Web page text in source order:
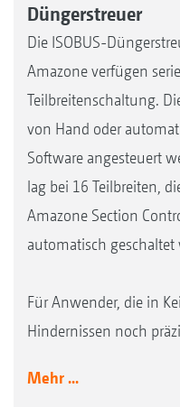
Düngerstreuer
Die ISOBUS-
Amazone verfügen
Teilbreitenschaltung.
von Hand oder
Software angesteuert
lag bei 16 Teilbreiten,
Amazone Section
automatisch
Für Anwender, die in
Hindernissen noch
Mehr ...